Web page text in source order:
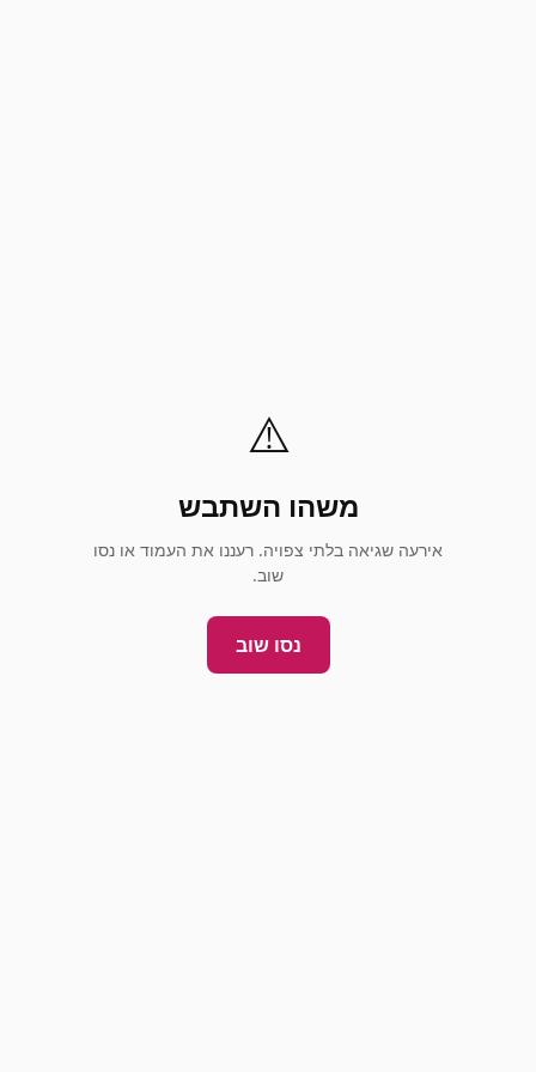
⚠️
משהו השתבש
אירעה שגיאה בלתי צפויה. רעננו את העמוד או נסו
שוב.
נסו שוב